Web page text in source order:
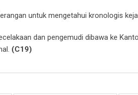
untuk mengetahui kronologis
dan pengemudi dibawa ke
(C19)